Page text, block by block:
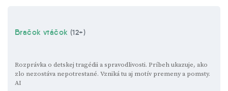
Bračok vtáčok (12+)
Rozprávka o detskej tragédii a spravodlivosti. Príbeh ukazuje, ako
zlo nezostáva nepotrestané. Vzniká tu aj motív premeny a pomsty.
AI